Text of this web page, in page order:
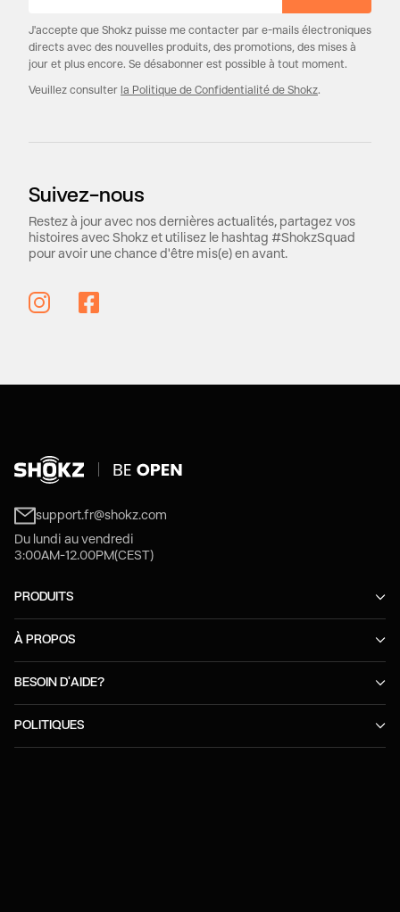
J'accepte que Shokz puisse me contacter par e-mails électroniques
directs avec des nouvelles produits, des promotions, des mises à
jour et plus encore. Se désabonner est possible à tout moment.
Veuillez consulter la Politique de Confidentialité de Shokz.
Suivez-nous
Restez à jour avec nos dernières actualités, partagez vos
histoires avec Shokz et utilisez le hashtag #ShokzSquad
pour avoir une chance d'être mis(e) en avant.
support.fr@shokz.com
Du lundi au vendredi
3:00AM-12.00PM(CEST)
PRODUITS
À PROPOS
BESOIN D'AIDE?
POLITIQUES